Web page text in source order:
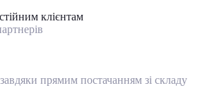
клієнтам
прямим постачанням зі складу